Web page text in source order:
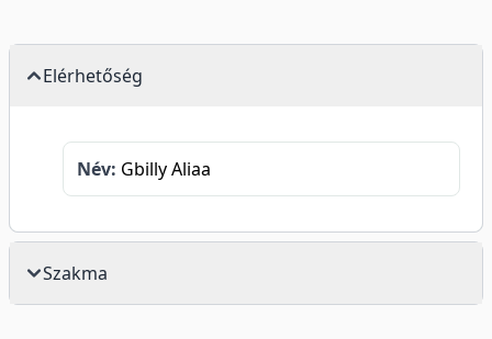
Elérhetőség
Név: Gbilly Aliaa
Szakma